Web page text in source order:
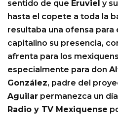
sentido de que Eruviel y
hasta el copete a toda la
resultaba una ofensa
capitalino su presencia,
afrenta para los
especialmente para don
González, padre del
Aguilar permanezca un
Radio y TV Mexiquense